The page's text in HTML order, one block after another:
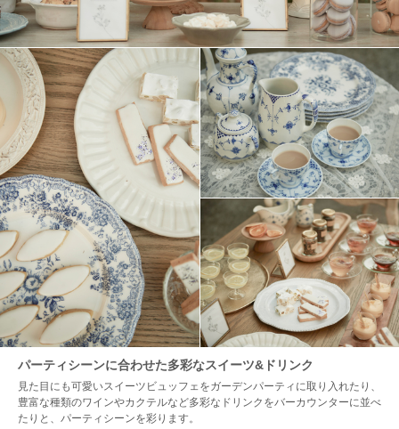
パーティシーンに合わせた多彩なスイーツ&ドリンク
見た目にも可愛いスイーツビュッフェをガーデンパーティに取り入れたり、
豊富な種類のワインやカクテルなど多彩なドリンクをバーカウンターに並べ
たりと、パーティシーンを彩ります。